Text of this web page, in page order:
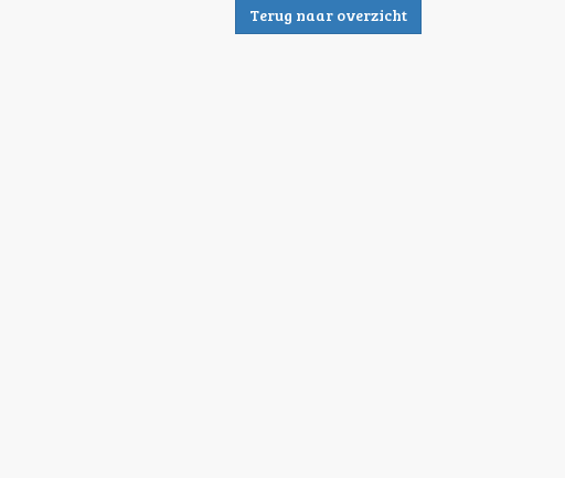
Terug naar overzicht